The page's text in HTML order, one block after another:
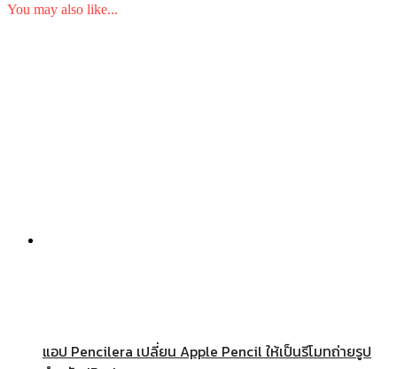
You may also like...
แอป Pencilera เปลี่ยน Apple Pencil ให้เป็นรีโมทถ่ายรูป